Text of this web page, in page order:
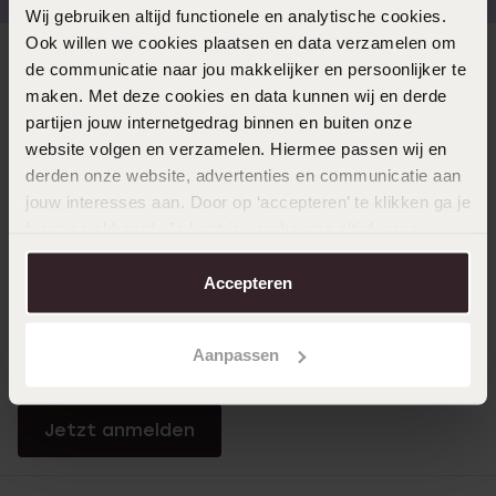
Wij gebruiken altijd functionele en analytische cookies.
Ook willen we cookies plaatsen en data verzamelen om
de communicatie naar jou makkelijker en persoonlijker te
maken. Met deze cookies en data kunnen wij en derde
partijen jouw internetgedrag binnen en buiten onze
website volgen en verzamelen. Hiermee passen wij en
derden onze website, advertenties en communicatie aan
jouw interesses aan. Door op ‘accepteren’ te klikken ga je
aanpassen. Lees er meer over in onscookiebeleid.
Accepteren
Aanpassen
Direkt zu
Über Lucardi
Rabatt auf all deine Einkäufe
Jetzt anmelden